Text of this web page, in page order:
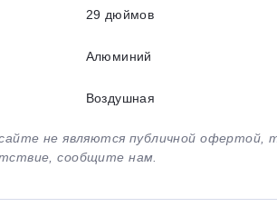
29 дюймов
Алюминий
Воздушная
не являются публичной
сообщите нам.